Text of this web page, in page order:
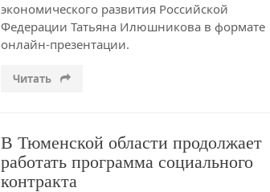
экономического развития Российской
Федерации Татьяна Илюшникова в формате
онлайн-презентации.
Читать
В Тюменской области продолжает
работать программа социального
контракта